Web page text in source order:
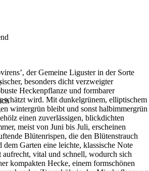
der Gemeine Liguster in der Sorte
besonders dicht verzweigter
Heckenpflanze und formbarer
wird. Mit dunkelgrünem, elliptischem
wintergrün bleibt und sonst halbimmergrün
einen zuverlässigen, blickdichten
meist von Juni bis Juli, erscheinen
Blütenrispen, die den Blütenstrauch
dem Garten eine leichte, klassische Note
aufrecht, vital und schnell, wodurch sich
kompakten Hecke, einem formschönen